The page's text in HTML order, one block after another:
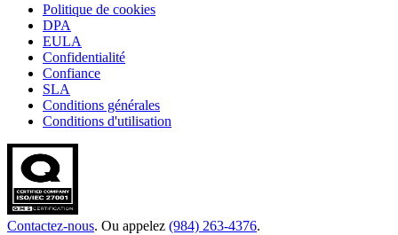
Politique de cookies
DPA
EULA
Confidentialité
Confiance
SLA
Conditions générales
Conditions d'utilisation
Contactez-nous. Ou appelez (984) 263-4376.